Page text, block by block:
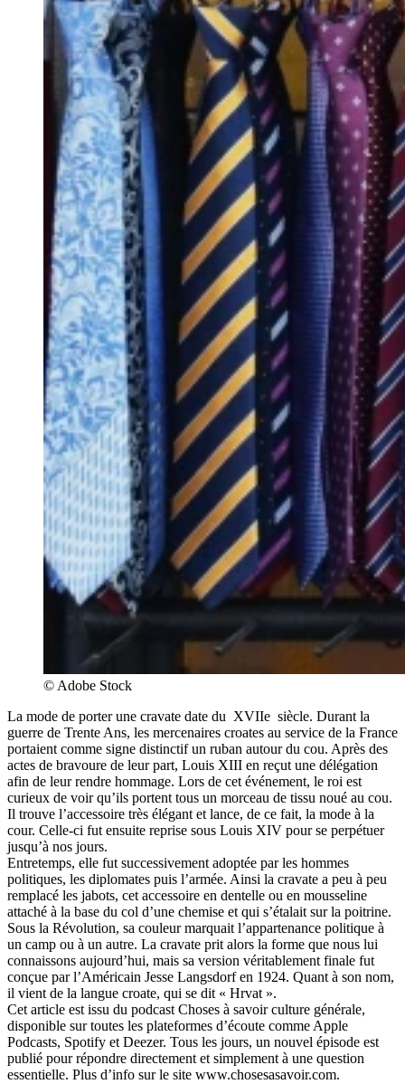
© Adobe Stock
La mode de porter une cravate date du XVIIe siècle. Durant la
guerre de Trente Ans, les mercenaires croates au service de la France
portaient comme signe distinctif un ruban autour du cou. Après des
actes de bravoure de leur part, Louis XIII en reçut une délégation
afin de leur rendre hommage. Lors de cet événement, le roi est
curieux de voir qu’ils portent tous un morceau de tissu noué au cou.
Il trouve l’accessoire très élégant et lance, de ce fait, la mode à la
cour. Celle-ci fut ensuite reprise sous Louis XIV pour se perpétuer
jusqu’à nos jours.
Entretemps, elle fut successivement adoptée par les hommes
politiques, les diplomates puis l’armée. Ainsi la cravate a peu à peu
remplacé les jabots, cet accessoire en dentelle ou en mousseline
attaché à la base du col d’une chemise et qui s’étalait sur la poitrine.
Sous la Révolution, sa couleur marquait l’appartenance politique à
un camp ou à un autre. La cravate prit alors la forme que nous lui
connaissons aujourd’hui, mais sa version véritablement finale fut
conçue par l’Américain Jesse Langsdorf en 1924. Quant à son nom,
il vient de la langue croate, qui se dit « Hrvat ».
Cet article est issu du podcast Choses à savoir culture générale,
disponible sur toutes les plateformes d’écoute comme Apple
Podcasts, Spotify et Deezer. Tous les jours, un nouvel épisode est
publié pour répondre directement et simplement à une question
essentielle. Plus d’info sur le site www.chosesasavoir.com.